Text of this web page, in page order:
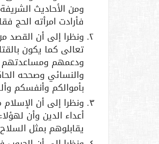
ومن الأحاديث
فأرادت امرأته الحج
ونظرا إلى أن القصد
تعالى كما يكون
ودعمهم ومساعدتهم
والنسائي وصححه
بأموالكم وأنفسكم
ونظرا إلى أن
أعداء الدين وأن
يقابلوهم بمثل